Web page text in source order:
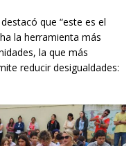
que “este es el
la herramienta más
la que más
reducir desigualdades: